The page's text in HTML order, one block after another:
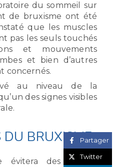
du sommeil sur
de bruxisme ont été
que les muscles
pas les seuls touchés
et mouvements
et bien d’autres
concernés.
au niveau de la
des signes visibles
BRUXISME
évitera des usures
Partager
Twitter